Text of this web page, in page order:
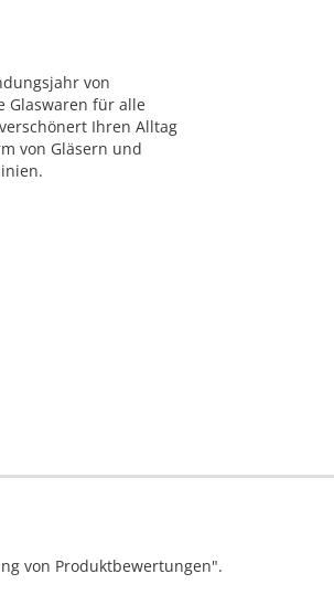
von
Glaswaren für alle
Ihren Alltag
von Gläsern und
von Produktbewertungen".